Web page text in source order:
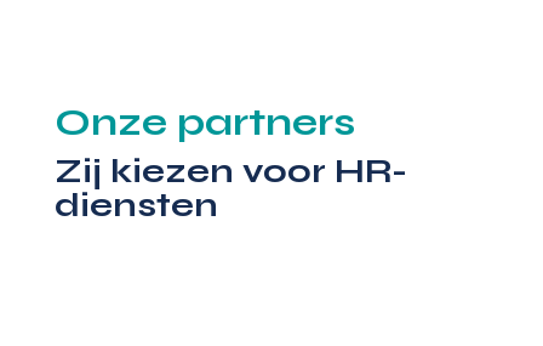
Onze partners
Zij kiezen voor HR-
diensten